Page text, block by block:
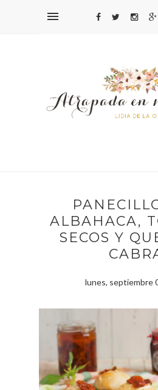
ALBAHACA,
SECOS Y
lunes, septiembre